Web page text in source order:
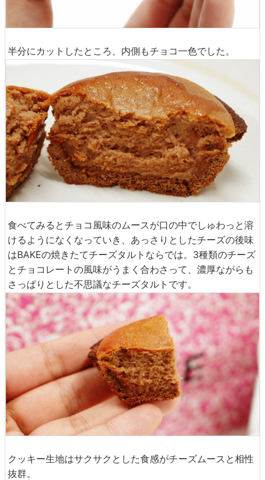
半分にカットしたところ、内側もチョコ一色でした。
食べてみるとチョコ風味のムースが口の中でしゅわっと溶
けるようになくなっていき、あっさりとしたチーズの後味
はBAKEの焼きたてチーズタルトならでは。3種類のチーズ
とチョコレートの風味がうまく合わさって、濃厚ながらも
さっぱりとした不思議なチーズタルトです。
クッキー生地はサクサクとした食感がチーズムースと相性
抜群。